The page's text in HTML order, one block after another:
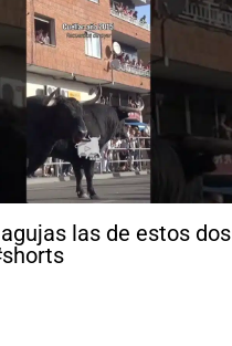
las de estos dos